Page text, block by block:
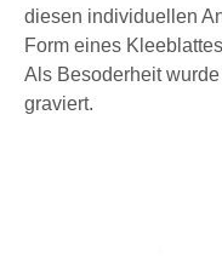
diesen individuellen
Form eines
Als Besoderheit
graviert.